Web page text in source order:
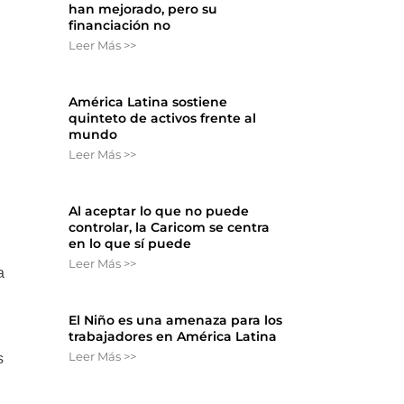
han mejorado, pero su
financiación no
Leer Más >>
América Latina sostiene
quinteto de activos frente al
mundo
Leer Más >>
Al aceptar lo que no puede
controlar, la Caricom se centra
en lo que sí puede
Leer Más >>
El Niño es una amenaza para los
trabajadores en América Latina
Leer Más >>